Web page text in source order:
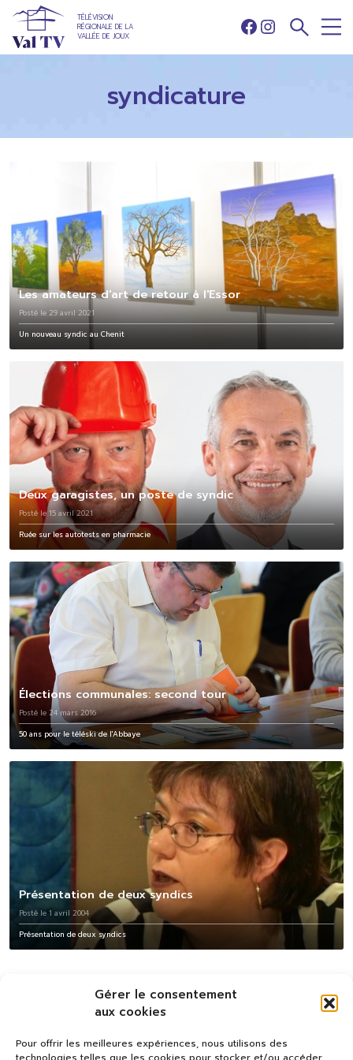
Gérer le consentement
aux cookies
Pour offrir les meilleures expériences, nous utilisons des
TÉLÉVISION
RÉGIONALE DE LA
VALLÉE DE JOUX
Facebook
Instagram
syndicature
Les amateurs d'art de retour à l'Essor
Posté le 29 avril 2021
Un nouveau syndic au Chenit
Deux garagistes, un poste de syndic
Posté le 15 avril 2021
Ruée sur les autotests en pharmacie
Élections communales: second tour
Posté le 24 mars 2016
50 ans pour le téléski de l'Abbaye
Présentation de deux syndics
Posté le 1 avril 2004
Présentation de deux syndics